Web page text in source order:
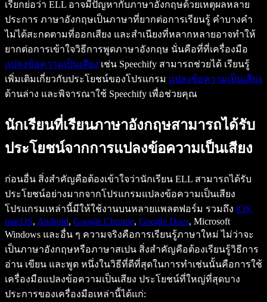
เรียกย่อว่า ELL อาจมีปัญหากับภาษาอังกฤษด้วยเหตุผลหลาย
ประการ ภาษาอังกฤษเป็นภาษาที่ยากต่อการเรียนรู้ คำบางคำ
ไม่ได้สะกดตามที่ออกเสียง และสำเนียงที่หลากหลายอาจทำให้
ยากต่อการเข้าใจวิธีการพูดภาษาอังกฤษ นั่นคือที่ที่เครื่องมือ
แปลงข้อความเป็นเสียง เช่น Speechify สามารถช่วยได้ เรียนรู้
เพิ่มเติมเกี่ยวกับประโยชน์ของโปรแกรม แปลงข้อความเป็นเสียง
ด้านล่าง และพิจารณาใช้ Speechify เพื่อช่วยคุณ
นักเรียนที่เรียนภาษาอังกฤษสามารถได้รับ
ประโยชน์จากการแปลงข้อความเป็นเสียง
ก่อนอื่น สิ่งสำคัญคือต้องเข้าใจว่านักเรียน ELL สามารถได้รับ
ประโยชน์อย่างมากจากโปรแกรมแปลงข้อความเป็นเสียง
โปรแกรมเหล่านี้มีให้ใช้งานบนหลายแพลตฟอร์ม รวมถึง iOS,
macOS, Android, Google Chrome, Google Docs, Microsoft
Windows และอื่น ๆ ความจริงคือการเรียนรู้ภาษาใหม่ ไม่ว่าจะ
เป็นภาษาอังกฤษหรือภาษาสเปน สิ่งสำคัญคือต้องเรียนรู้วิธีการ
อ่าน เขียน และพูด หนึ่งในวิธีที่ดีที่สุดในการทำเช่นนั้นคือการใช้
เครื่องมือแปลงข้อความเป็นเสียง ประโยชน์ที่ใหญ่ที่สุดบาง
ประการของเครื่องมือเหล่านี้ได้แก่: